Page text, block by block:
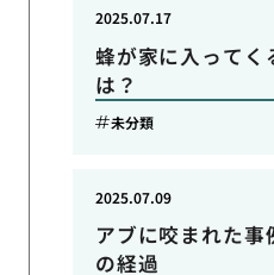
蜂が家に入ってく
は？
2025.07.17
未分類
アブに咬まれた
の経過
2025.07.09